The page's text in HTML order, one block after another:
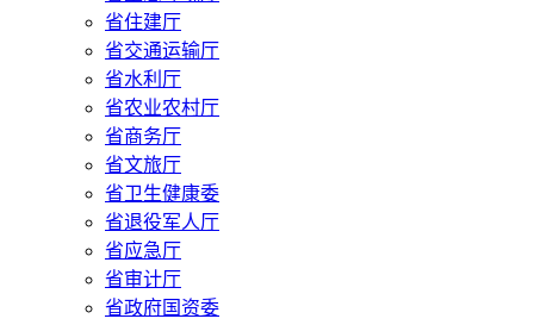
省住建厅
省交通运输厅
省水利厅
省农业农村厅
省商务厅
省文旅厅
省卫生健康委
省退役军人厅
省应急厅
省审计厅
省政府国资委